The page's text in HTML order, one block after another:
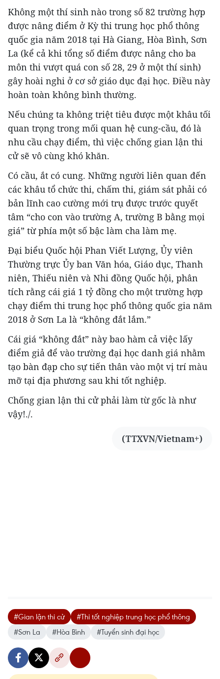
Không một thí sinh nào trong số 82 trường hợp
được nâng điểm ở Kỳ thi trung học phổ thông
quốc gia năm 2018 tại Hà Giang, Hòa Bình, Sơn
La (kể cả khi tổng số điểm được nâng cho ba
môn thi vượt quá con số 28, 29 ở một thí sinh)
gây hoài nghi ở cơ sở giáo dục đại học. Điều này
hoàn toàn không bình thường.
Nếu chúng ta không triệt tiêu được một khâu tối
quan trọng trong mối quan hệ cung-cầu, đó là
nhu cầu chạy điểm, thì việc chống gian lận thi
cử sẽ vô cùng khó khăn.
Có cầu, ắt có cung. Những người liên quan đến
các khâu tổ chức thi, chấm thi, giám sát phải có
bản lĩnh cao cường mới trụ được trước quyết
tâm “cho con vào trường A, trường B bằng mọi
giá” từ phía một số bậc làm cha làm mẹ.
Đại biểu Quốc hội Phan Viết Lượng, Ủy viên
Thường trực Ủy ban Văn hóa, Giáo dục, Thanh
niên, Thiếu niên và Nhi đồng Quốc hội, phân
tích rằng cái giá 1 tỷ đồng cho một trường hợp
chạy điểm thi trung học phổ thông quốc gia năm
2018 ở Sơn La là “không đắt lắm.”
Cái giá “không đắt” này bao hàm cả việc lấy
điểm giả để vào trường đại học danh giá nhằm
tạo bàn đạp cho sự tiến thân vào một vị trí màu
mỡ tại địa phương sau khi tốt nghiệp.
Chống gian lận thi cử phải làm từ gốc là như
vậy!./.
(TTXVN/Vietnam+)
#Gian lận thi cử
#Thi tốt nghiệp trung học phổ thông
#Sơn La
#Hòa Bình #Tuyển sinh đại học